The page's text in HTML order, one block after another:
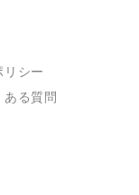
シー
ある質問